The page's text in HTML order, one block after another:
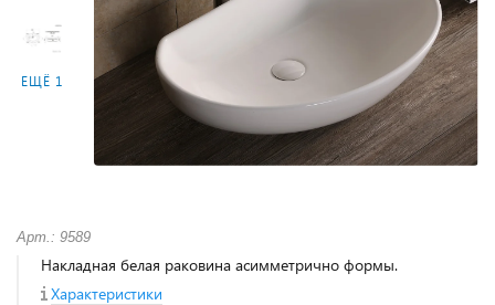
ЕЩЁ 1
Арт.: 9589
Накладная белая раковина асимметрично формы.
Характеристики